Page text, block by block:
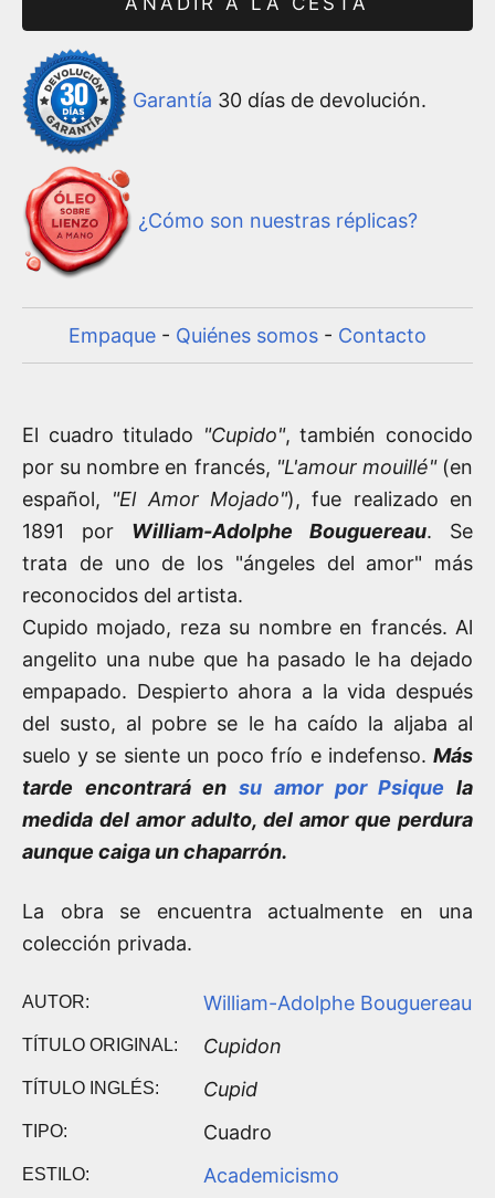
Garantía 30 días de devolución.
¿Cómo son nuestras réplicas?
Empaque - Quiénes somos - Contacto
El cuadro titulado "Cupido", también conocido
por su nombre en francés, "L'amour mouillé"(en
español, "El Amor Mojado"), fue realizado en
1891 por William-Adolphe Bouguereau. Se
trata de uno de los "ángeles del amor" más
reconocidos del artista.
Cupido mojado, reza su nombre en francés. Al
angelito una nube que ha pasado le ha dejado
empapado. Despierto ahora a la vida después
del susto, al pobre se le ha caído la aljaba al
suelo y se siente un poco frío e indefenso. Más
tarde encontrará ensu amor por Psique la
medida del amor adulto, del amor que perdura
aunque caiga un chaparrón.
La obra se encuentra actualmente en una
colección privada.
AUTOR: William-Adolphe Bouguereau
TÍTULO ORIGINAL: Cupidon
TÍTULO INGLÉS: Cupid
TIPO: Cuadro
ESTILO: Academicismo